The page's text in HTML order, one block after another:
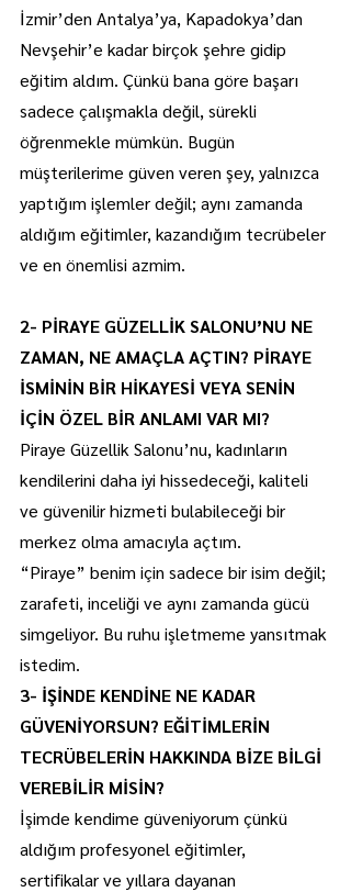
İzmir’den Antalya’ya, Kapadokya’dan
Nevşehir’e kadar birçok şehre gidip
eğitim aldım. Çünkü bana göre başarı
sadece çalışmakla değil, sürekli
öğrenmekle mümkün. Bugün
müşterilerime güven veren şey, yalnızca
yaptığım işlemler değil; aynı zamanda
aldığım eğitimler, kazandığım tecrübeler
ve en önemlisi azmim.
2- PİRAYE GÜZELLİK SALONU’NU NE
ZAMAN, NE AMAÇLA AÇTIN? PİRAYE
İSMİNİN BİR HİKAYESİ VEYA SENİN
İÇİN ÖZEL BİR ANLAMI VAR MI?
Piraye Güzellik Salonu’nu, kadınların
kendilerini daha iyi hissedeceği, kaliteli
ve güvenilir hizmeti bulabileceği bir
merkez olma amacıyla açtım.
“Piraye” benim için sadece bir isim değil;
zarafeti, inceliği ve aynı zamanda gücü
simgeliyor. Bu ruhu işletmeme yansıtmak
istedim.
3- İŞİNDE KENDİNE NE KADAR
GÜVENİYORSUN? EĞİTİMLERİN
TECRÜBELERİN HAKKINDA BİZE BİLGİ
VEREBİLİR MİSİN?
İşimde kendime güveniyorum çünkü
aldığım profesyonel eğitimler,
sertifikalar ve yıllara dayanan